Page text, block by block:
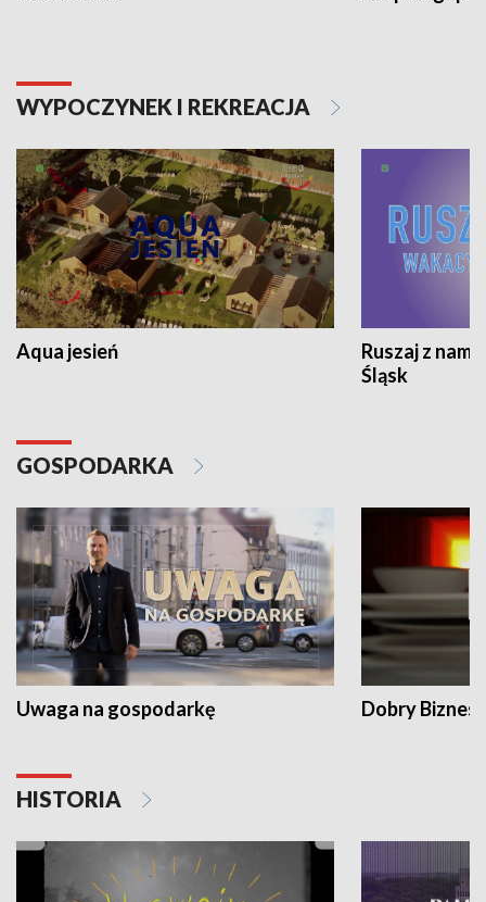
WYPOCZYNEK I REKREACJA
Aqua jesień
Ruszaj z
Śląsk
GOSPODARKA
Uwaga na gospodarkę Dobry Biznes
HISTORIA